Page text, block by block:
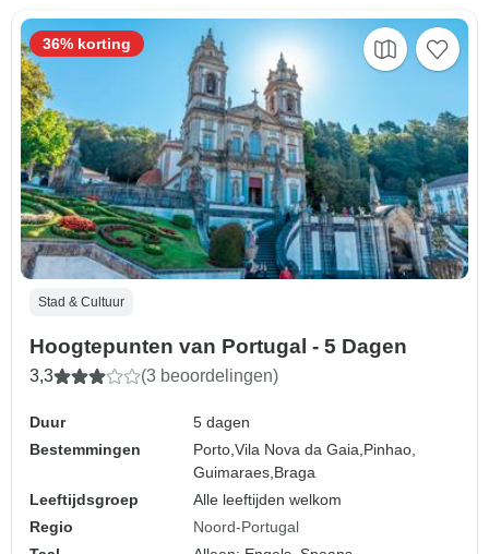
Stad & Cultuur
Hoogtepunten van Portugal - 5 Dagen
3,3 (3 beoordelingen)
Duur
5 dagen
Bestemmingen
Porto,Vila Nova da Gaia,Pinhao,
Guimaraes,Braga
Leeftijdsgroep
Alle leeftijden welkom
Regio
Noord-Portugal
36% korting